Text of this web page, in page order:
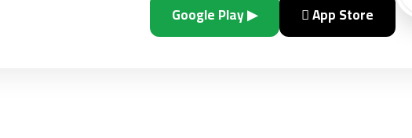
 App Store
▶ Google Play